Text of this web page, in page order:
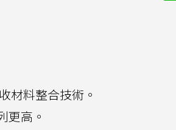
材料整合技術。
更高。